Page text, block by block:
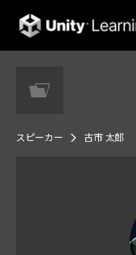
Unity Learning
スピーカー 古市 太郎